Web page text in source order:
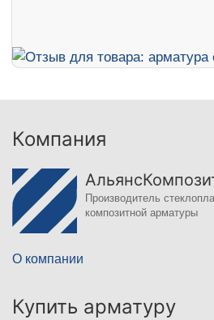
Компания
Производитель
композитной арматуры
О компании
Купить арматуру